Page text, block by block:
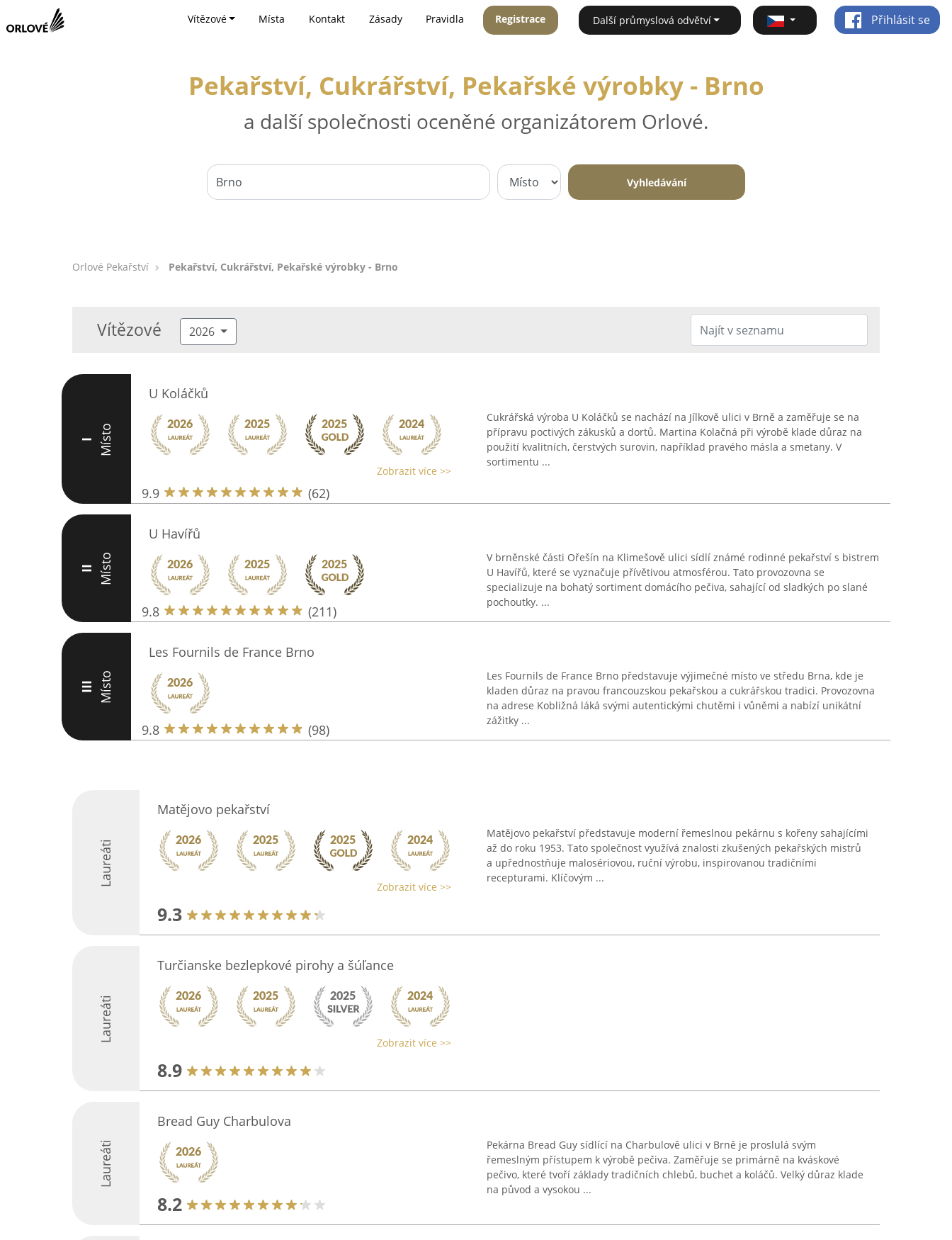
Vítězové Místa Kontakt Zásady Pravidla Registrace Další průmyslová odvětví Přihlásit se
Pekařství, Cukrářství, Pekařské výrobky - Brno
a další společnosti oceněné organizátorem Orlové.
Vyhledávání
Orlové Pekařství Pekařství, Cukrářství, Pekařské výrobky - Brno
Vítězové 2026
I Místo
U Koláčků
Zobrazit více >>
9.9 (62)
Cukrářská výroba U Koláčků se nachází na Jílkově ulici v Brně a zaměřuje se na
přípravu poctivých zákusků a dortů. Martina Kolačná při výrobě klade důraz na
použití kvalitních, čerstvých surovin, například pravého másla a smetany. V
sortimentu ...
II Místo
U Havířů
9.8 (211)
V brněnské části Ořešín na Klimešově ulici sídlí známé rodinné pekařství s bistrem
U Havířů, které se vyznačuje přívětivou atmosférou. Tato provozovna se
specializuje na bohatý sortiment domácího pečiva, sahající od sladkých po slané
pochoutky. ...
III Místo
Les Fournils de France Brno
9.8 (98)
Les Fournils de France Brno představuje výjimečné místo ve středu Brna, kde je
kladen důraz na pravou francouzskou pekařskou a cukrářskou tradici. Provozovna
na adrese Kobližná láká svými autentickými chutěmi i vůněmi a nabízí unikátní
zážitky ...
Laureáti
Matějovo pekařství
Zobrazit více >>
9.3
Matějovo pekařství představuje moderní řemeslnou pekárnu s kořeny sahajícími
až do roku 1953. Tato společnost využívá znalosti zkušených pekařských mistrů
a upřednostňuje malosériovou, ruční výrobu, inspirovanou tradičními
recepturami. Klíčovým ...
Laureáti
Turčianske bezlepkové pirohy a šúľance
Zobrazit více >>
8.9
Laureáti
Bread Guy Charbulova
8.2
Pekárna Bread Guy sídlící na Charbulově ulici v Brně je proslulá svým
řemeslným přístupem k výrobě pečiva. Zaměřuje se primárně na kváskové
pečivo, které tvoří základy tradičních chlebů, buchet a koláčů. Velký důraz klade
na původ a vysokou ...